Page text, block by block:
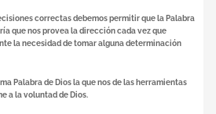
correctas debemos permitir que la Palabra
que nos provea la dirección cada vez que
la necesidad de tomar alguna determinación
Palabra de Dios la que nos de las herramientas
a la voluntad de Dios.